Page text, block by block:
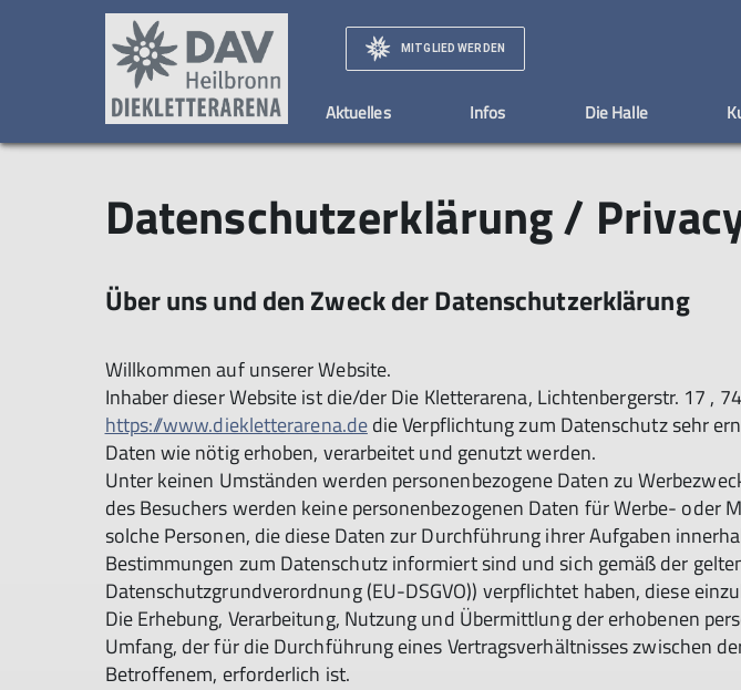
MITGLIED WERDEN
Aktuelles Infos
Eintrittpreise
Gutscheine
Die Halle
Fortgeschrittene
Datenschutzerklärung /
Über uns und den Zweck der Datenschutzerklärung
Willkommen auf unserer Website.
Inhaber dieser Website ist die/der Die Kletterarena, Lichtenbergerstr. 17 ,
https://www.diekletterarena.dedie Verpflichtung zum Datenschutz sehr
Daten wie nötig erhoben, verarbeitet und genutzt werden.
Unter keinen Umständen werden personenbezogene Daten zu
des Besuchers werden keine personenbezogenen Daten für Werbe-
solche Personen, die diese Daten zur Durchführung ihrer Aufgaben
Bestimmungen zum Datenschutz informiert sind und sich gemäß der
Datenschutzgrundverordnung (EU-DSGVO)) verpflichtet haben, diese
Die Erhebung, Verarbeitung, Nutzung und Übermittlung der erhobenen
Umfang, der für die Durchführung eines Vertragsverhältnisses zwischen
Betroffenem, erforderlich ist.